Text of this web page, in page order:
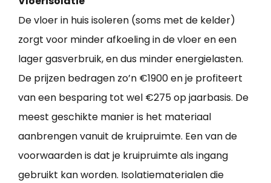
De vloer in huis isoleren (soms met de kelder)
zorgt voor minder afkoeling in de vloer en een
lager gasverbruik, en dus minder energielasten.
De prijzen bedragen zo’n €1900 en je profiteert
van een besparing tot wel €275 op jaarbasis. De
meest geschikte manier is het materiaal
aanbrengen vanuit de kruipruimte. Een van de
voorwaarden is dat je kruipruimte als ingang
gebruikt kan worden. Isolatiematerialen die